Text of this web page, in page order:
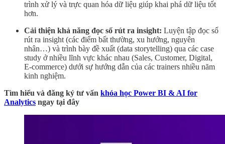
trình xử lý và trực quan hóa dữ liệu giúp khai phá dữ liệu tốt
hơn.
Cải thiện khả năng đọc số rút ra insight: Luyện tập đọc số
rút ra insight (các điểm bất thường, xu hướng, nguyên
nhân…) và trình bày đề xuất (data storytelling) qua các case
study ở nhiều lĩnh vực khác nhau (Sales, Customer, Digital,
E-commerce) dưới sự hướng dẫn của các trainers nhiều năm
kinh nghiệm.
Tìm hiểu và đăng ký tư vấn khóa học Power BI & AI for
Analytics ngay tại đây